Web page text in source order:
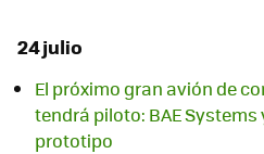
24 julio
El próximo gran avión de
tendrá piloto: BAE
prototipo